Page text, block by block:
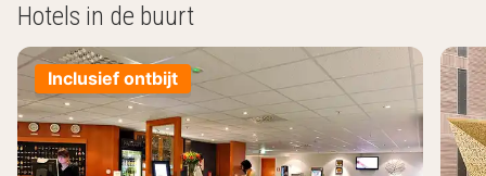
Hotels in de buurt
Inclusief ontbijt